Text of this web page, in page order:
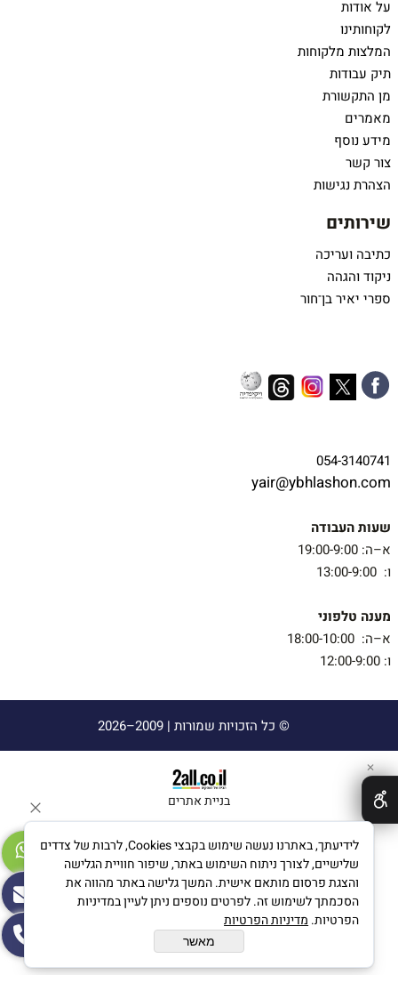
על אודות
לקוחותינו
המלצות מלקוחות
תיק עבודות
מן התקשורת
מאמרים
מידע נוסף
צור קשר
הצהרת נגישות
שירותים
כתיבה ועריכה
ניקוד והגהה
ספרי יאיר בן־חור
054-3140741
yair@ybhlashon.com
שעות העבודה
א–ה: 19:00-9:00
ו: 13:00-9:00
מענה טלפוני
א–ה: 18:00-10:00
ו: 12:00-9:00
© כל הזכויות שמורות |
בניית אתרים
✕
לידיעתך, באתרנו נעשה שימוש בקבצי Cookies, לרבות של צדדים
שלישיים, לצורך ניתוח השימוש באתר, שיפור חוויית הגלישה
והצגת פרסום מותאם אישית. המשך גלישה באתר מהווה את
הסכמתך לשימוש זה. לפרטים נוספים ניתן לעיין במדיניות
הפרטיות. מדיניות הפרטיות
מאשר